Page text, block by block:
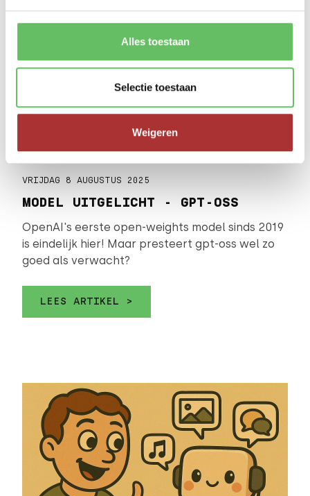
Alles toestaan
Selectie toestaan
Weigeren
VRIJDAG 8 AUGUSTUS 2025
MODEL UITGELICHT - GPT-OSS
OpenAI's eerste open-weights model sinds 2019
is eindelijk hier! Maar presteert gpt-oss wel zo
goed als verwacht?
LEES ARTIKEL >